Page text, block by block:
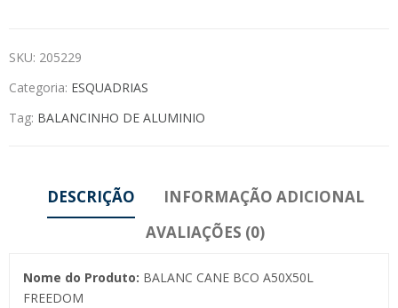
SKU: 205229
Categoria: ESQUADRIAS
Tag: BALANCINHO DE ALUMINIO
DESCRIÇÃO
INFORMAÇÃO ADICIONAL
AVALIAÇÕES (0)
Nome do Produto: BALANC CANE BCO A50X50L
FREEDOM